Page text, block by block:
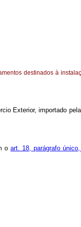
destinados à
Exterior, importado
oart. 18, parágrafo